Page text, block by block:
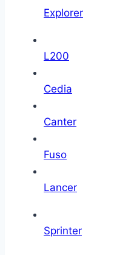
Explorer
L200
Cedia
Canter
Fuso
Lancer
Sprinter